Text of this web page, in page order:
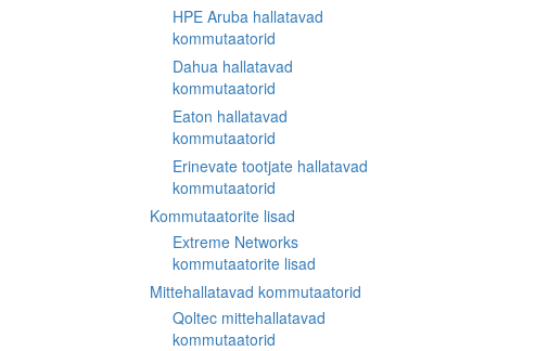
HPE Aruba hallatavad
kommutaatorid
Dahua hallatavad
kommutaatorid
Eaton hallatavad
kommutaatorid
Erinevate tootjate hallatavad
kommutaatorid
Kommutaatorite lisad
Extreme Networks
kommutaatorite lisad
Mittehallatavad kommutaatorid
Qoltec mittehallatavad
kommutaatorid